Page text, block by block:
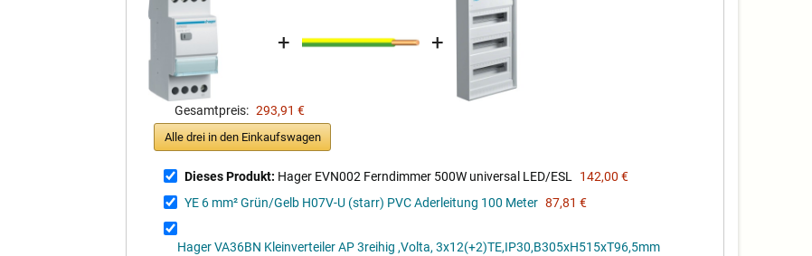
+ +
Gesamtpreis: 293,91 €
Alle drei in den Einkaufswagen
Dieses Produkt: Hager EVN002 Ferndimmer 500W universal LED/ESL 142,00 €
YE 6 mm² Grün/Gelb H07V-U (starr) PVC Aderleitung 100 Meter 87,81 €
Hager VA36BN Kleinverteiler AP 3reihig ,Volta, 3x12(+2)TE,IP30,B305xH515xT96,5mm